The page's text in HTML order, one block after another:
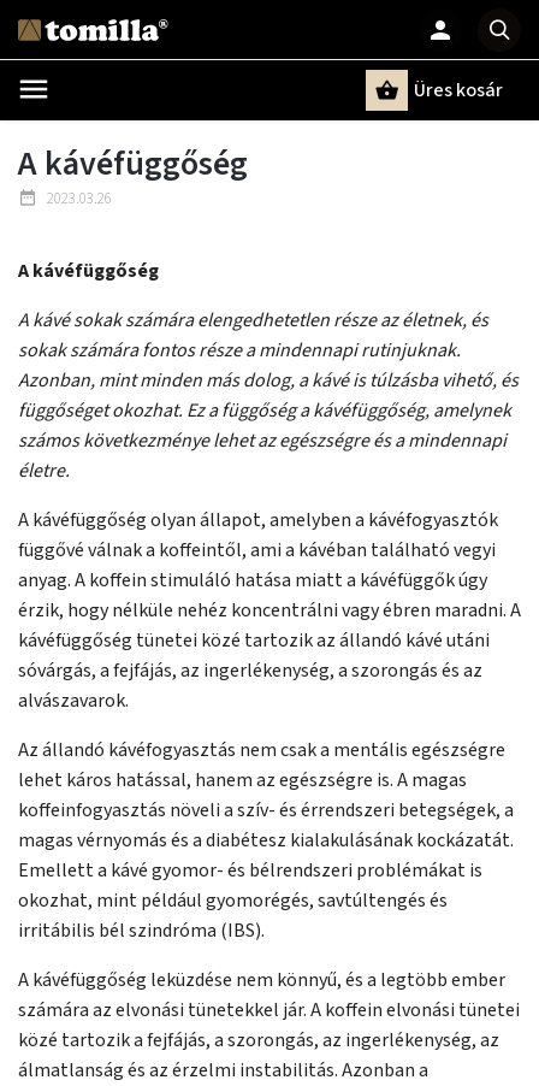
Üres kosár
A kávéfüggőség
2023.03.26
A kávéfüggőség
A kávé sokak számára elengedhetetlen része az életnek, és
sokak számára fontos része a mindennapi rutinjuknak.
Azonban, mint minden más dolog, a kávé is túlzásba vihető, és
függőséget okozhat. Ez a függőség a kávéfüggőség, amelynek
számos következménye lehet az egészségre és a mindennapi
életre.
A kávéfüggőség olyan állapot, amelyben a kávéfogyasztók
függővé válnak a koffeintől, ami a kávéban található vegyi
anyag. A koffein stimuláló hatása miatt a kávéfüggők úgy
érzik, hogy nélküle nehéz koncentrálni vagy ébren maradni. A
kávéfüggőség tünetei közé tartozik az állandó kávé utáni
sóvárgás, a fejfájás, az ingerlékenység, a szorongás és az
alvászavarok.
Az állandó kávéfogyasztás nem csak a mentális egészségre
lehet káros hatással, hanem az egészségre is. A magas
koffeinfogyasztás növeli a szív- és érrendszeri betegségek, a
magas vérnyomás és a diabétesz kialakulásának kockázatát.
Emellett a kávé gyomor- és bélrendszeri problémákat is
okozhat, mint például gyomorégés, savtúltengés és
irritábilis bél szindróma (IBS).
A kávéfüggőség leküzdése nem könnyű, és a legtöbb ember
számára az elvonási tünetekkel jár. A koffein elvonási tünetei
közé tartozik a fejfájás, a szorongás, az ingerlékenység, az
álmatlanság és az érzelmi instabilitás. Azonban a